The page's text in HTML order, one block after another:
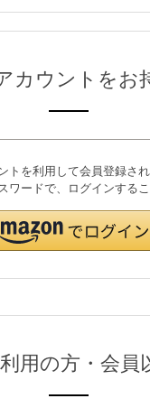
カウントをお
トを利用して会員登録され
ワードで、ログインするこ
用の方・会員